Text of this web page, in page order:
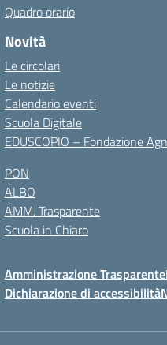
Quadro orario
Novità
Le circolari
Le notizie
Calendario eventi
Scuola Digitale
EDUSCOPIO – Fondazione
PON
ALBO
AMM. Trasparente
Scuola in Chiaro
Amministrazione Trasparente
Dichiarazione di accessibilità